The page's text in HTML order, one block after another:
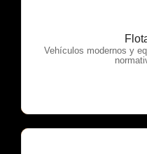
Vehículos modernos y
OTP